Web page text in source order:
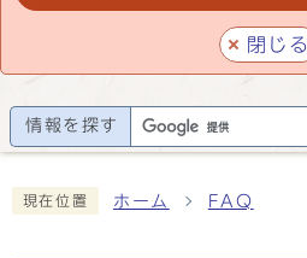
閉じる
情報を探す
現在位置 ホーム FAQ